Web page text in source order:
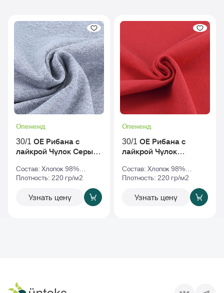
Опененд
30/1 ОЕ Рибана с
лайкрой Чулок Серый-
Состав: Хлопок 98%
Эластан 2%
Плотность: 220 гр/м2
Узнать цену
Опененд
30/1 ОЕ Рибана с
лайкрой Чулок
Состав: Хлопок 98%
Эластан 2%
Плотность: 220 гр/м2
Узнать цену